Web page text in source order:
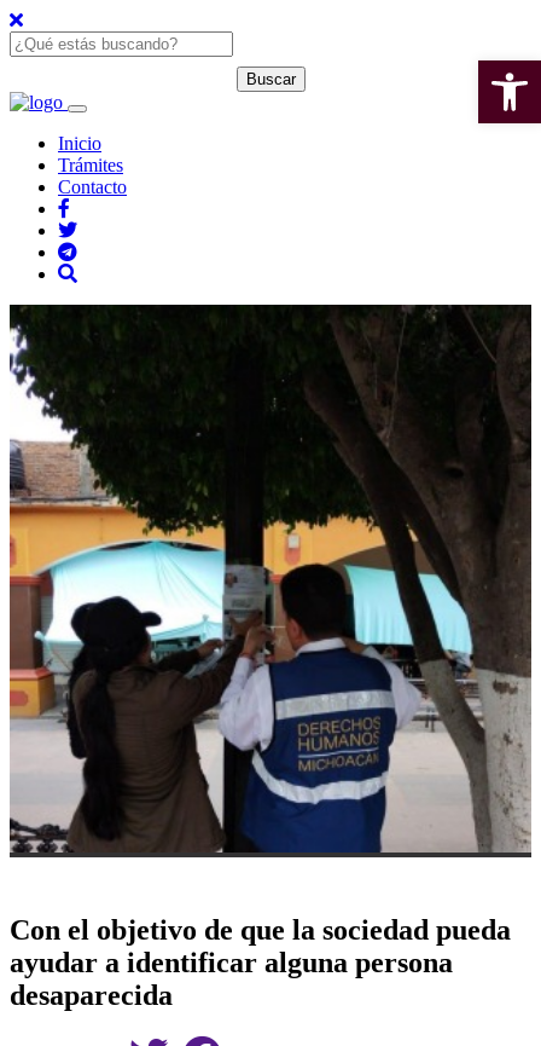
Inicio
Trámites
Contacto
Con el objetivo de que la sociedad pueda
ayudar a identificar alguna persona
desaparecida